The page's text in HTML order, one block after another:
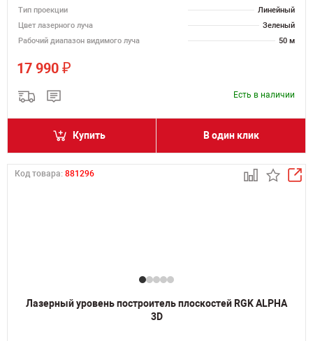
Тип проекции
Линейный
Цвет лазерного луча
Зеленый
Рабочий диапазон видимого луча
50 м
17 990 ₽
Есть в наличии
Купить В один клик
Код товара: 881296
Лазерный уровень построитель плоскостей RGK ALPHA
3D